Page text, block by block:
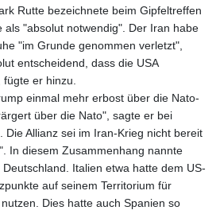
MDL 20.056874
MGA 4921.849865
MKD 61.568318
MMK 2421.882171
MNT 4148.114639
MOP 9.32038
MRU 46.367858
MUR 54.296451
MVR 17.833845
MWK 1999.984044
MXN 19.787625
MYR 4.718133
Rutte bezeichnete beim Gipfeltreffen
als "absolut notwendig". Der Iran habe
"im Grunde genommen verletzt",
entscheidend, dass die USA
er hinzu.
einmal mehr erbost über die Nato-
über die Nato", sagte er bei
Die Allianz sei im Iran-Krieg nicht bereit
In diesem Zusammenhang nannte
Italien etwa hatte dem US-
auf seinem Territorium für
Dies hatte auch Spanien so